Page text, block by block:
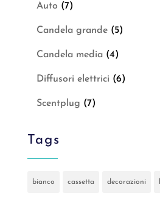
Auto (7)
Candela grande (5)
Candela media (4)
Diffusori elettrici (6)
Scentplug (7)
Tags
bianco cassetta decorazioni